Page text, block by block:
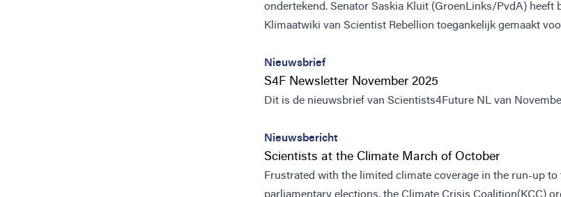
ondertekend. Senator Saskia Kluit (GroenLinks/PvdA) heeft
Klimaatwiki van Scientist Rebellion toegankelijk gemaakt
Nieuwsbrief
S4F Newsletter November 2025
Dit is de nieuwsbrief van Scientists4Future NL van
Nieuwsbericht
Scientists at the Climate March of October
Frustrated with the limited climate coverage in the run-up to
parliamentary elections, the Climate Crisis Coalition(KCC)